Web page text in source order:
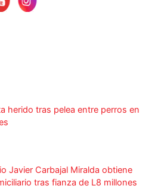
herido tras pelea entre perros en
Javier Carbajal Miralda obtiene
tras fianza de L8 millones